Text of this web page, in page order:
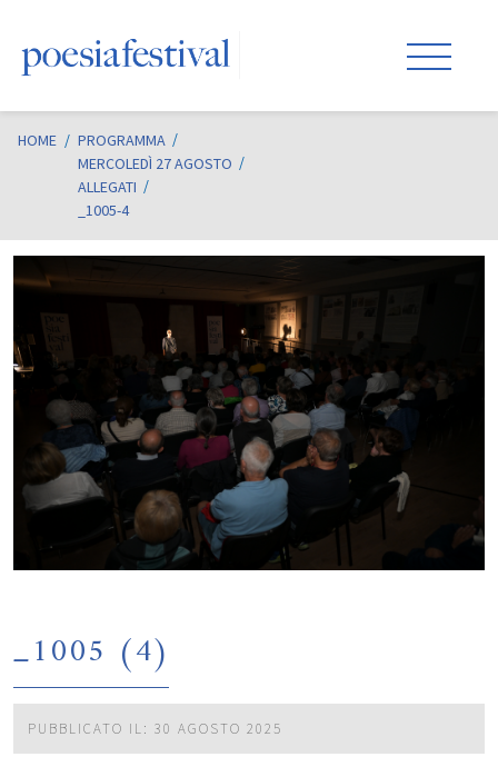
HOME / PROGRAMMA
MERCOLEDÌ 27 AGOSTO
ALLEGATI
_1005-4
_1005 (4)
PUBBLICATO IL: 30 AGOSTO 2025